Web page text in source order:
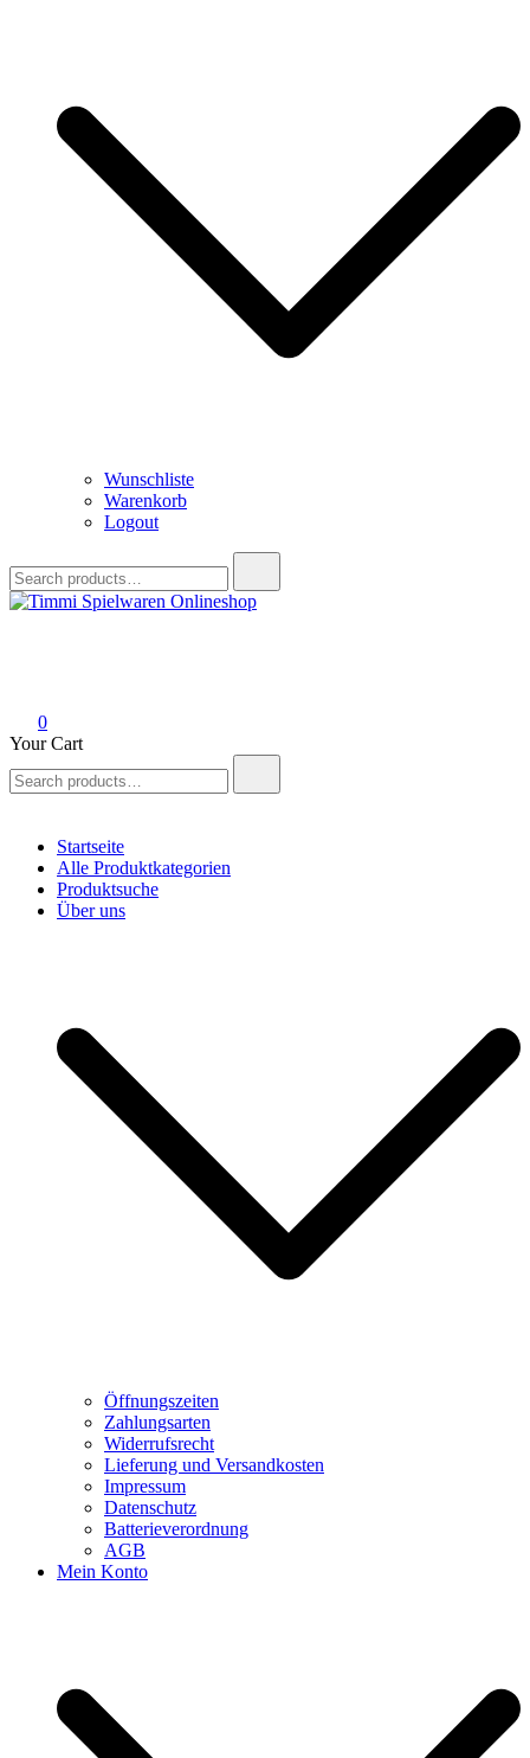
Wunschliste
Warenkorb
Logout
for:
0
Your Cart
for:
Startseite
Alle Produktkategorien
Produktsuche
Über uns
Öffnungszeiten
Zahlungsarten
Widerrufsrecht
Lieferung und Versandkosten
Impressum
Datenschutz
Batterieverordnung
AGB
Mein Konto